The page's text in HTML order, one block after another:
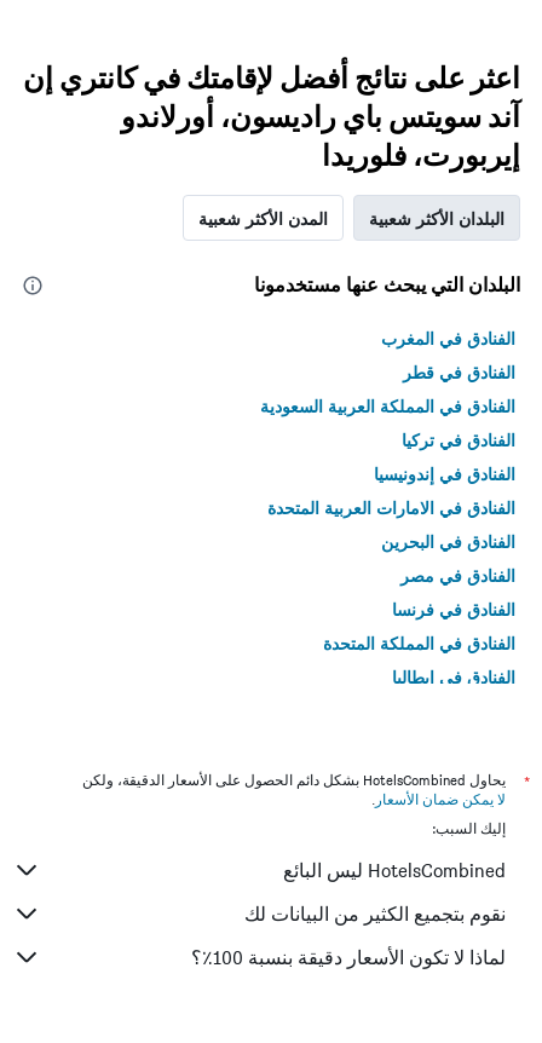
اعثر على نتائج أفضل لإقامتك في كانتري إن
آند سويتس باي راديسون، أورلاندو
إيربورت، فلوريدا
البلدان الأكثر شعبية المدن الأكثر شعبية
البلدان التي يبحث عنها مستخدمونا
الفنادق في المغرب
الفنادق في قطر
الفنادق في المملكة العربية السعودية
الفنادق في تركيا
الفنادق في إندونيسيا
الفنادق في الامارات العربية المتحدة
الفنادق في البحرين
الفنادق في مصر
الفنادق في فرنسا
الفنادق في المملكة المتحدة
الفنادق في إيطاليا
*
يحاول HotelsCombined بشكل دائم الحصول على الأسعار الدقيقة، ولكن
لا يمكن ضمان الأسعار .
إليك السبب:
HotelsCombined ليس البائع
نقوم بتجميع الكثير من البيانات لك
لماذا لا تكون الأسعار دقيقة بنسبة 100٪؟